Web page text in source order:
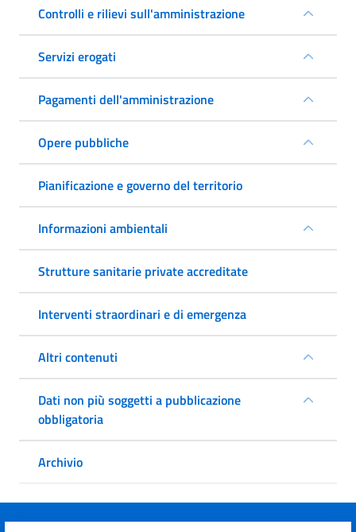
Controlli e rilievi sull'amministrazione
Servizi erogati
Pagamenti dell'amministrazione
Opere pubbliche
Pianificazione e governo del territorio
Informazioni ambientali
Strutture sanitarie private accreditate
Interventi straordinari e di emergenza
Altri contenuti
Dati non più soggetti a pubblicazione
obbligatoria
Archivio